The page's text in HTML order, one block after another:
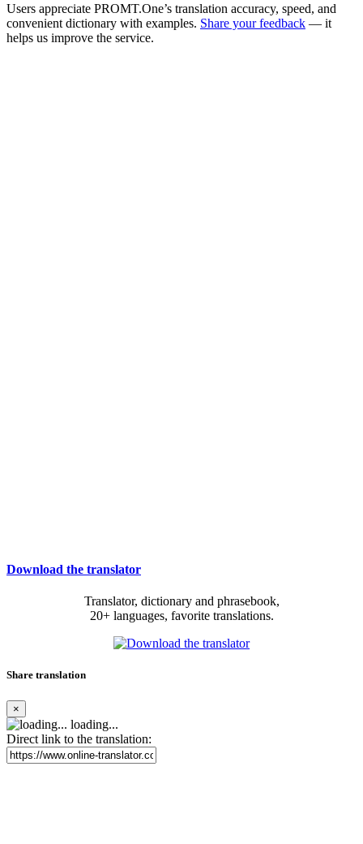
Users appreciate PROMT.One’s translation accuracy, speed, and
convenient dictionary with examples. Share your feedback — it
helps us improve the service.
Download the translator
Translator, dictionary and phrasebook,
20+ languages, favorite translations.
Share translation
×
loading...
Direct link to the translation: